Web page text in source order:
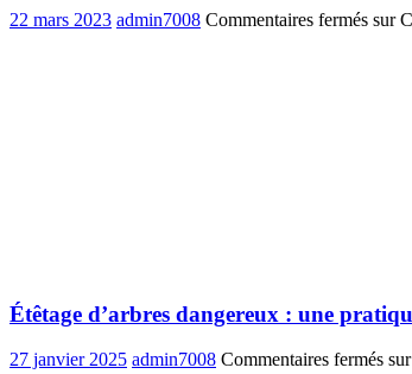
22 mars 2023 admin7008 Commentaires fermés sur
Étêtage d’arbres dangereux : une
27 janvier 2025 admin7008 Commentaires fermés